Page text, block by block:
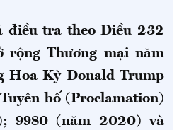
điều tra theo Điều 232
rộng Thương mại năm
Hoa Kỳ Donald Trump
bố (Proclamation)
9980 (năm 2020) và